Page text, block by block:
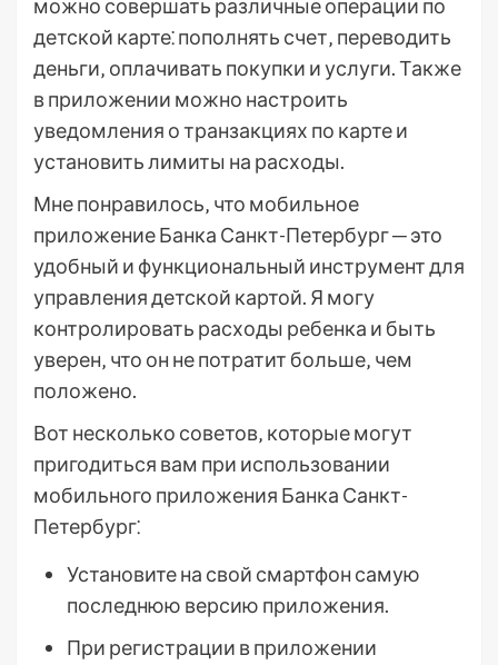
можно совершать различные операции по
детской карте⁚ пополнять счет‚ переводить
деньги‚ оплачивать покупки и услуги. Также
в приложении можно настроить
уведомления о транзакциях по карте и
установить лимиты на расходы.
Мне понравилось‚ что мобильное
приложение Банка Санкт-Петербург ─ это
удобный и функциональный инструмент для
управления детской картой. Я могу
контролировать расходы ребенка и быть
уверен‚ что он не потратит больше‚ чем
положено.
Вот несколько советов‚ которые могут
пригодиться вам при использовании
мобильного приложения Банка Санкт-
Петербург⁚
Установите на свой смартфон самую
последнюю версию приложения.
При регистрации в приложении